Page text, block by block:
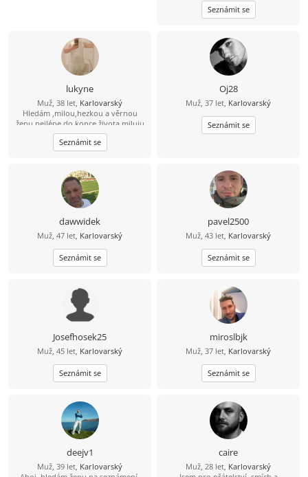
ještě která by chtěla ještě se mnou
pět dětí.
Seznámit se
lukyne
Muž, 38 let, Karlovarský
Hledám ,milou,hezkou a věrnou
ženu nejlépe do konce života,miluju
přírodu,jízdu na kole, masáže,more,
sluníčko,poznávání nových zemí
Seznámit se
Oj28
Muž, 37 let, Karlovarský
Seznámit se
dawwidek
Muž, 47 let, Karlovarský
Seznámit se
pavel2500
Muž, 43 let, Karlovarský
Seznámit se
Josefhosek25
Muž, 45 let, Karlovarský
Seznámit se
miroslbjk
Muž, 37 let, Karlovarský
Seznámit se
deejv1
Muž, 39 let, Karlovarský
caire
Muž, 28 let, Karlovarský